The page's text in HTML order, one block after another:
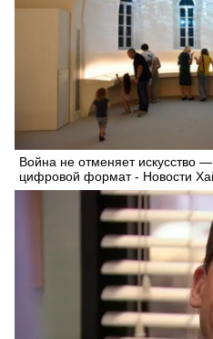
Война не отменяет искусство
цифровой формат - Новости